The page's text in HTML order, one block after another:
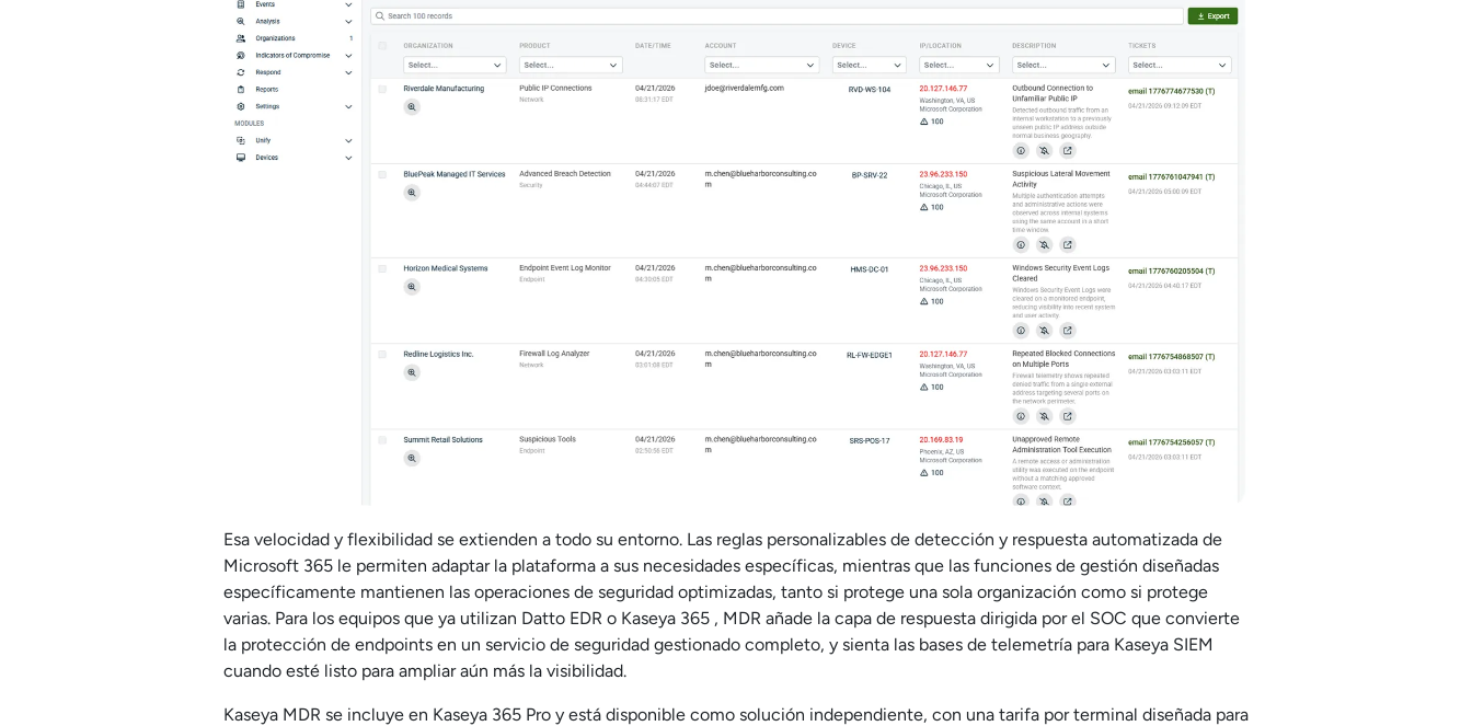
Esa velocidad y flexibilidad se extienden a todo su entorno. Las reglas personalizables de detección y respuesta automatizada de
Microsoft 365 le permiten adaptar la plataforma a sus necesidades específicas, mientras que las funciones de gestión diseñadas
específicamente mantienen las operaciones de seguridad optimizadas, tanto si protege una sola organización como si protege
varias. Para los equipos que ya utilizan Datto EDR o Kaseya 365 , MDR añade la capa de respuesta dirigida por el SOC que convierte
la protección de endpoints en un servicio de seguridad gestionado completo, y sienta las bases de telemetría para Kaseya SIEM
cuando esté listo para ampliar aún más la visibilidad.
Kaseya MDR se incluye en Kaseya 365 Pro y está disponible como solución independiente, con una tarifa por terminal diseñada para